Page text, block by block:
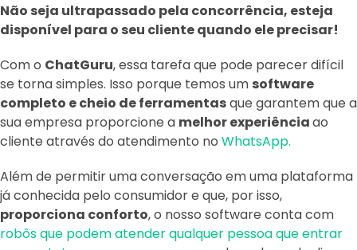
Não seja ultrapassado pela concorrência, esteja
disponível para o seu cliente quando ele precisar!
Com o ChatGuru, essa tarefa que pode parecer difícil
se torna simples. Isso porque temos um software
completo e cheio de ferramentasque garantem que a
sua empresa proporcione a melhor experiênciaao
cliente através do atendimento no WhatsApp.
Além de permitir uma conversação em uma plataforma
já conhecida pelo consumidor e que, por isso,
proporciona conforto, o nosso software conta com
robôs que podem atender qualquer pessoa que entrar